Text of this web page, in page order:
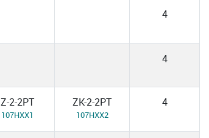
4
4
Z-2-2PT
107HXX1
ZK-2-2PT
107HXX2
4